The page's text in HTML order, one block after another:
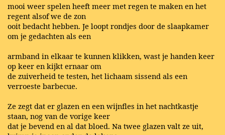
mooi weer spelen heeft meer met regen te maken en het
regent alsof we de zon
ooit bedacht hebben. Je loopt rondjes door de slaapkamer
om je gedachten als een
armband in elkaar te kunnen klikken, wast je handen keer
op keer en kijkt ernaar om
de zuiverheid te testen, het lichaam sissend als een
verroeste barbecue.
Ze zegt dat er glazen en een wijnfles in het nachtkastje
staan, nog van de vorige keer
dat je bevend en al dat bloed. Na twee glazen valt ze uit,